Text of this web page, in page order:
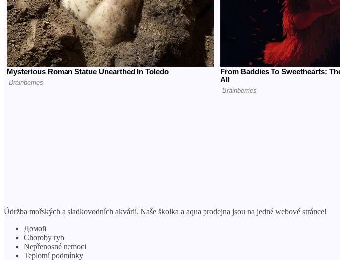
Údržba mořských a sladkovodních akvárií. Naše školka a aqua prodejna jsou na jedné webové stránce!
Домой
Choroby ryb
Nepřenosné nemoci
Teplotní podmínky